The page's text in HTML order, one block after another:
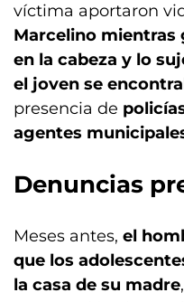
víctima aportaron
Marcelino mientras
en la cabeza y lo
el joven se
presencia de
agentes
Denuncias
Meses antes, el
que los
la casa de su madre